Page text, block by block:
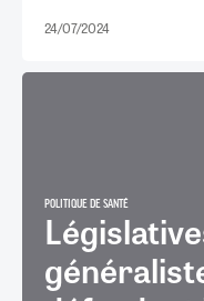
24/07/2024
POLITIQUE DE SANTÉ